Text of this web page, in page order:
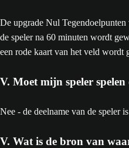
De upgrade Nul Tegendoelpunten
de speler na 60 minuten wordt
een rode kaart van het veld wordt
V. Moet mijn speler
Nee - de deelname van de speler
V. Wat is de bron van